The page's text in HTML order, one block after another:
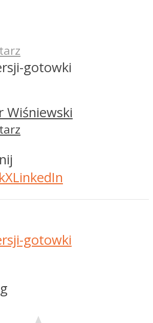
Wiśniewski
XLinkedIn